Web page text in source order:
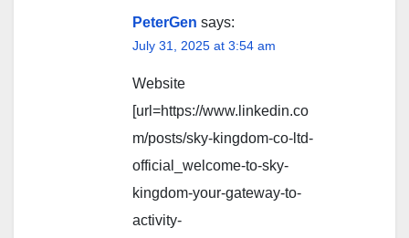
PeterGen says:
July 31, 2025 at 3:54 am
Website
[url=https://www.linkedin.co
m/posts/sky-kingdom-co-ltd-
official_welcome-to-sky-
kingdom-your-gateway-to-
activity-